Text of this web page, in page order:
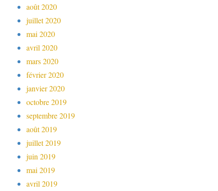
août 2020
juillet 2020
mai 2020
avril 2020
mars 2020
février 2020
janvier 2020
octobre 2019
septembre 2019
août 2019
juillet 2019
juin 2019
mai 2019
avril 2019